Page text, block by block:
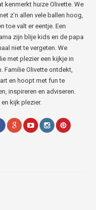
kenmerkt huize Olivette. We
z’n allen vele ballen hoog,
toe valt er eentje. Een
zijn blije kids en de papa
niet te vergeten. We
met plezier een kijkje in
Familie Olivette ontdekt,
en hoopt met fun te
inspireren en adviseren.
en kijk plezier.